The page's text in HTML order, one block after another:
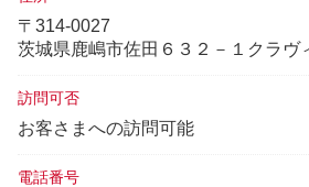
〒314-0027
茨城県鹿嶋市佐田６３２－１クラヴ
訪問可否
お客さまへの訪問可能
電話番号